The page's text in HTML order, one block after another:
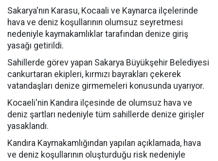
Sakarya'nın Karasu, Kocaali ve Kaynarca ilçelerinde
hava ve deniz koşullarının olumsuz seyretmesi
nedeniyle kaymakamlıklar tarafından denize giriş
yasağı getirildi.
Sahillerde görev yapan Sakarya Büyükşehir Belediyesi
cankurtaran ekipleri, kırmızı bayrakları çekerek
vatandaşları denize girmemeleri konusunda uyarıyor.
Kocaeli'nin Kandıra ilçesinde de olumsuz hava ve
deniz şartları nedeniyle tüm sahillerde denize girişler
yasaklandı.
Kandıra Kaymakamlığından yapılan açıklamada, hava
ve deniz koşullarının oluşturduğu risk nedeniyle